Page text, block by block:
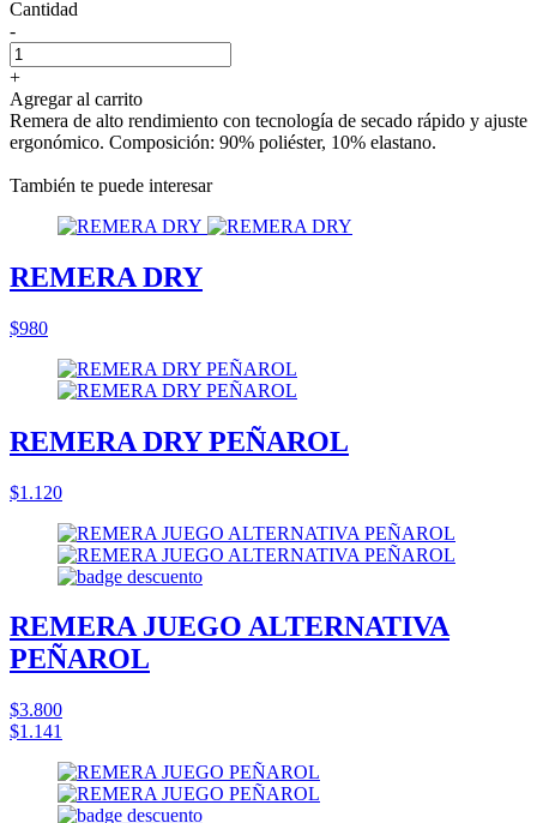
Cantidad
-
+
Agregar al carrito
Remera de alto rendimiento con tecnología de secado rápido y ajuste
ergonómico. Composición: 90% poliéster, 10% elastano.
También te puede interesar
REMERA DRY
$980
REMERA DRY PEÑAROL
$1.120
REMERA JUEGO ALTERNATIVA
PEÑAROL
$3.800
$1.141